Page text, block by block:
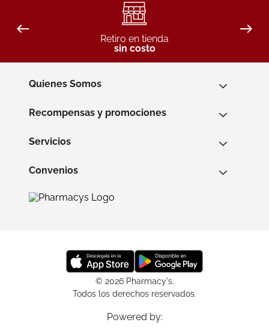
Retiro en tienda
sin costo
Quienes Somos
Recompensas y promociones
Servicios
Convenios
© 2026 Pharmacy's.
Todos los derechos reservados.
Powered by: